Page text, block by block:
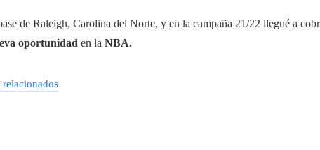
de Raleigh, Carolina del Norte, y en la campaña 21/22 llegué a
oportunidad en la NBA.